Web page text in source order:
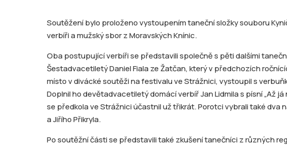
Soutěžení bylo proloženo vystoupením taneční složky souboru
verbíři a mužský sbor z Moravských Knínic.
Oba postupující verbíři se představili společně s pěti dalšími
Šestadvacetiletý Daniel Fiala ze Žatčan, který v předchozích
místo v divácké soutěži na festivalu ve Strážnici, vystoupil s
Doplnil ho devětadvacetiletý domácí verbíř Jan Lidmila s písní „Až
se předkola ve Strážnici účastnil už třikrát. Porotci vybrali také dva
a Jiřího Přikryla.
Po soutěžní části se představili také zkušení tanečníci z různých